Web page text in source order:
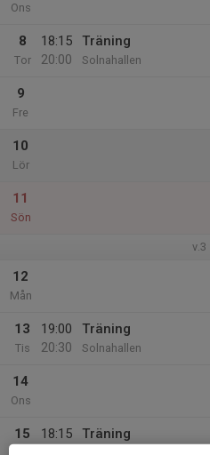
Ons
8
Tor
18:15
20:00
Träning
Solnahallen
9
Fre
10
Lör
11
Sön
v.3
12
Mån
13
Tis
19:00
20:30
Träning
Solnahallen
14
Ons
15
18:15
Träning